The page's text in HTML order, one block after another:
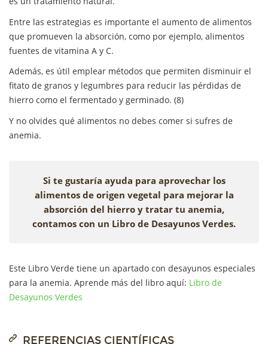
Entre las estrategias es importante el aumento de alimentos
que promueven la absorción, como por ejemplo, alimentos
fuentes de vitamina A y C.
Además, es útil emplear métodos que permiten disminuir el
fitato de granos y legumbres para reducir las pérdidas de
hierro como el fermentado y germinado. (8)
Y no olvides qué alimentos no debes comer si sufres de
anemia.
Si te gustaría ayuda para aprovechar los
alimentos de origen vegetal para mejorar la
absorción del hierro y tratar tu anemia,
contamos con un Libro de Desayunos Verdes.
Este Libro Verde tiene un apartado con desayunos especiales
para la anemia. Aprende más del libro aquí: Libro de
Desayunos Verdes
REFERENCIAS CIENTÍFICAS